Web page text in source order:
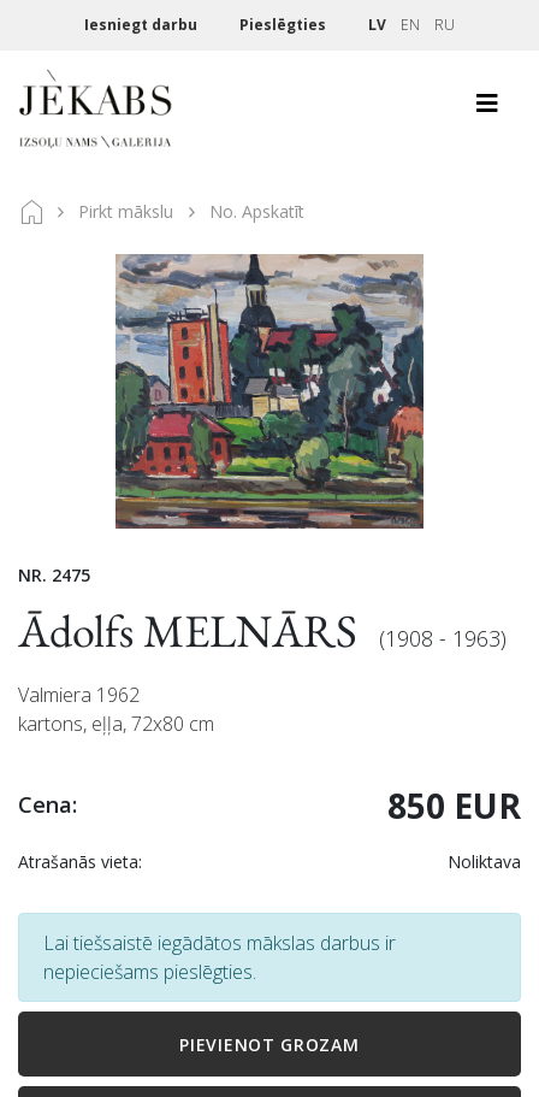
Iesniegt darbu Pieslēgties LV EN RU
Pirkt mākslu No. Apskatīt
NR. 2475
Ādolfs MELNĀRS (1908 - 1963)
Valmiera 1962
kartons, eļļa, 72x80 cm
Cena: 850 EUR
Atrašanās vieta: Noliktava
Lai tiešsaistē iegādātos mākslas darbus ir
nepieciešams pieslēgties.
PIEVIENOT GROZAM